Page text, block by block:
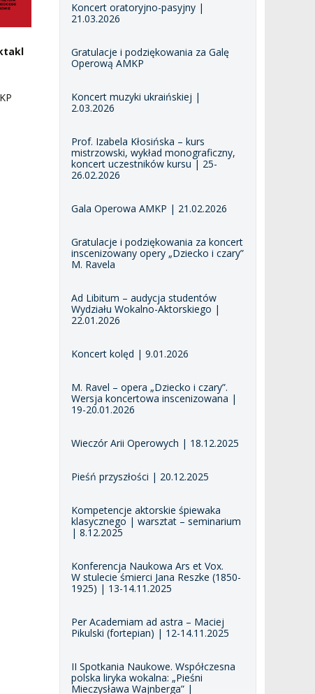
Koncert oratoryjno-pasyjny |
21.03.2026
Gratulacje i podziękowania za Galę
Operową AMKP
Koncert muzyki ukraińskiej |
2.03.2026
Prof. Izabela Kłosińska – kurs
mistrzowski, wykład monograficzny,
koncert uczestników kursu | 25-
26.02.2026
Gala Operowa AMKP | 21.02.2026
Gratulacje i podziękowania za koncert
inscenizowany opery „Dziecko i czary”
M. Ravela
Ad Libitum – audycja studentów
Wydziału Wokalno-Aktorskiego |
22.01.2026
Koncert kolęd | 9.01.2026
M. Ravel – opera „Dziecko i czary”.
Wersja koncertowa inscenizowana |
19-20.01.2026
Wieczór Arii Operowych | 18.12.2025
Pieśń przyszłości | 20.12.2025
Kompetencje aktorskie śpiewaka
klasycznego | warsztat – seminarium
| 8.12.2025
Konferencja Naukowa Ars et Vox.
W stulecie śmierci Jana Reszke (1850-
1925) | 13-14.11.2025
Per Academiam ad astra – Maciej
Pikulski (fortepian) | 12-14.11.2025
II Spotkania Naukowe. Współczesna
polska liryka wokalna: „Pieśni
Mieczysława Wajnberga” |